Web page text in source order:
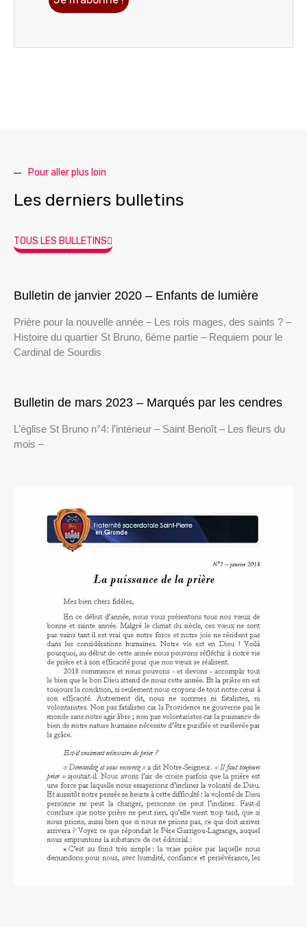
Pour aller plus loin
Les derniers bulletins
TOUS LES BULLETINS
Bulletin de janvier 2020 – Enfants de lumière
Prière pour la nouvelle année – Les rois mages, des saints ? –
Histoire du quartier St Bruno, 6ème partie – Requiem pour le
Cardinal de Sourdis
Bulletin de mars 2023 – Marqués par les cendres
L’église St Bruno n°4: l’intérieur – Saint Benoît – Les fleurs du
mois –